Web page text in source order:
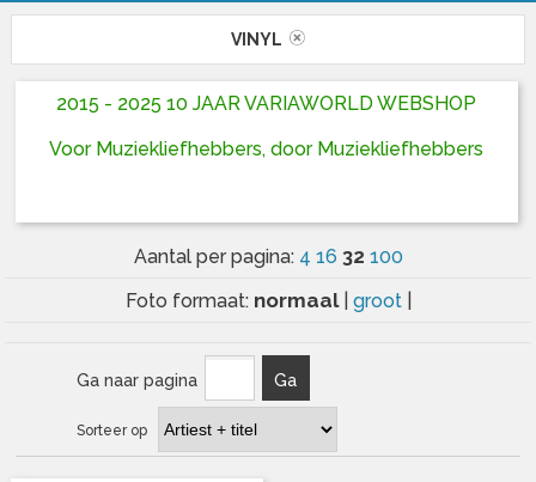
VINYL
2015 - 2025 10 JAAR VARIAWORLD WEBSHOP
Voor Muziekliefhebbers, door Muziekliefhebbers
Aantal per pagina: 4 16 32 100
Foto formaat: normaal groot
Ga naar pagina Ga
Sorteer op